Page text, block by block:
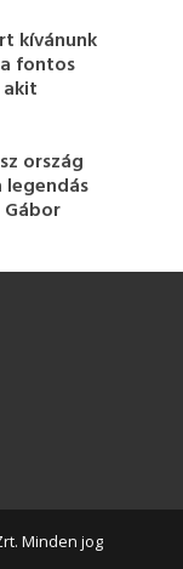
kívánunk
fontos
ország
legendás
Gábor
Minden jog